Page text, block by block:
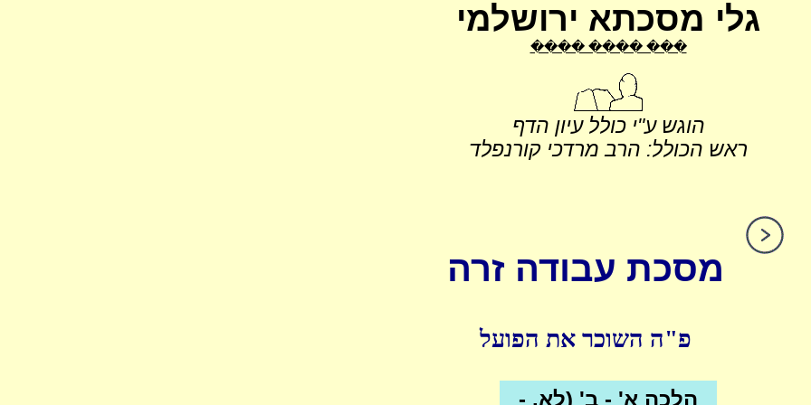
גלי מסכתא ירושלמי
���� ���� ���
הוגש ע"י כולל עיון הדף
ראש הכולל: הרב מרדכי קורנפלד
מסכת עבודה זרה
פ"ה השוכר את הפועל
הלכה א' - ב' (לא. -